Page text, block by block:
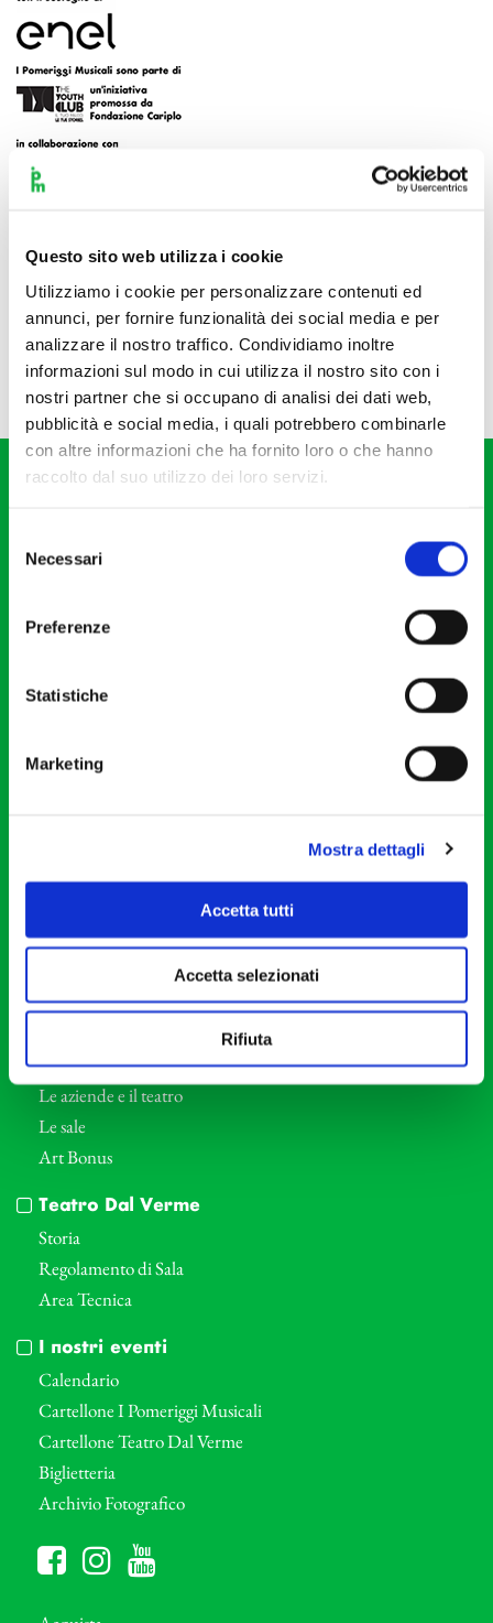
Questo sito web utilizza i cookie
Utilizziamo i cookie per personalizzare contenuti ed
annunci, per fornire funzionalità dei social media e per
analizzare il nostro traffico. Condividiamo inoltre
informazioni sul modo in cui utilizza il nostro sito con i
nostri partner che si occupano di analisi dei dati web,
pubblicità e social media, i quali potrebbero combinarle
con altre informazioni che ha fornito loro o che hanno
raccolto dal suo utilizzo dei loro servizi.
delNecessari
Preferenze
Statistiche
Marketing
Mostra dettagli
Accetta tutti
Accetta selezionati
Rifiuta
Via S. Giovanni sul Muro, 2
Cod. Fisc. 80078650159
Orchestra I Pomeriggi Musicali
Direttore Artistico
Professori d’Orchestra
Eventi Corporate
Le aziende e il teatro
Le sale
Art Bonus
Teatro Dal Verme
Storia
Regolamento di Sala
Area Tecnica
I nostri eventi
Calendario
Cartellone I Pomeriggi Musicali
Cartellone Teatro Dal Verme
Biglietteria
Archivio Fotografico